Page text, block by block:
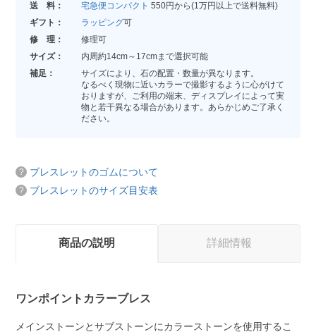
送 料：
宅急便コンパクト 550円から(1万円以上で送料無料)
ギフト：
ラッピング可
修 理：
修理可
サイズ：
内周約14cm～17cmまで選択可能
補足：
サイズにより、石の配置・数量が異なります。
なるべく現物に近いカラーで撮影するように心がけて
おりますが、ご利用の端末、ディスプレイによって実
物と若干異なる場合があります。あらかじめご了承く
ださい。
ブレスレットのゴムについて
ブレスレットのサイズ目安表
商品の説明 詳細情報
ワンポイントカラーブレス
メインストーンとサブストーンにカラーストーンを使用するこ